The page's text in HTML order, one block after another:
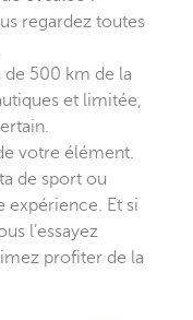
regardez toutes
de 500 km de la
et limitée,
votre élément.
de sport ou
expérience. Et si
l’essayez
profiter de la